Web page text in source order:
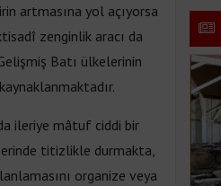
artmasına yol açıyorsa
zenginlik aracı da
Batı ülkelerinin
ileriye mâtuf ciddi bir
titizlikle durmakta,
organize veya